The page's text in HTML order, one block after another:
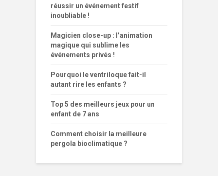
réussir un événement festif
inoubliable !
Magicien close-up : l’animation
magique qui sublime les
événements privés !
Pourquoi le ventriloque fait-il
autant rire les enfants ?
Top 5 des meilleurs jeux pour un
enfant de 7 ans
Comment choisir la meilleure
pergola bioclimatique ?